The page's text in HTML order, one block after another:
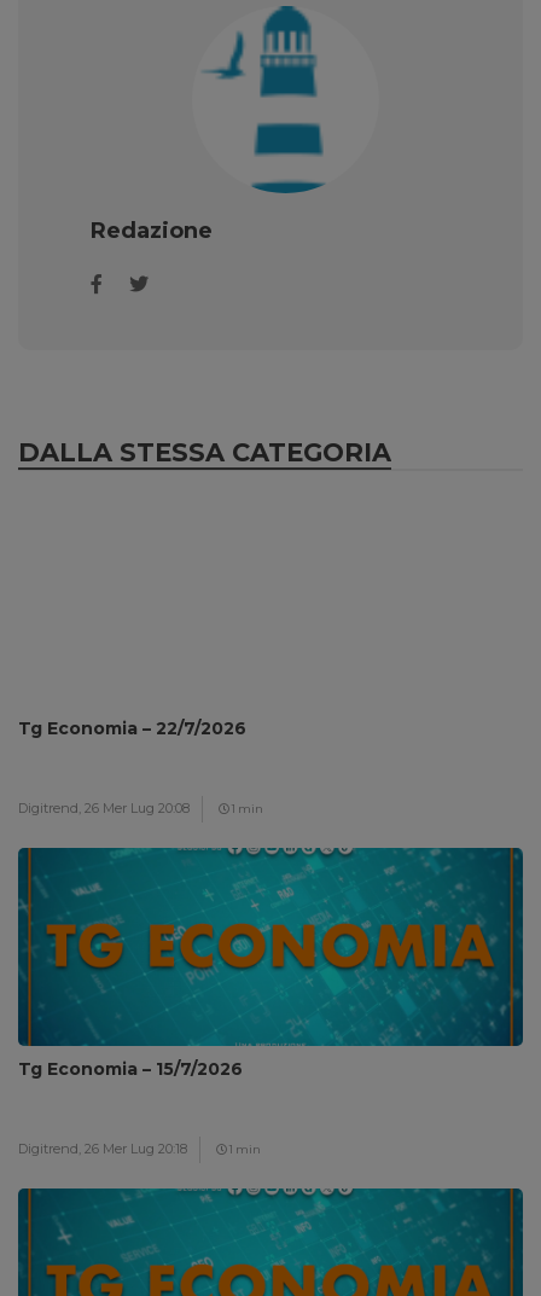
Redazione
DALLA STESSA CATEGORIA
Tg Economia – 22/7/2026
Digitrend, 26 Mer Lug 20:08 1 min
Tg Economia – 15/7/2026
Digitrend, 26 Mer Lug 20:18 1 min